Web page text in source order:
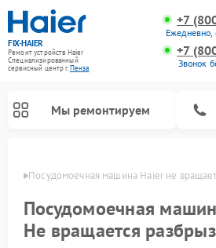
FIX-HAIER
Ремонт устройств Haier
Специализированный
cервисный центр г.Пенза
+7
+7
Звонок
Мы ремонтируем
Посудомоечная машина Haier не
Посудомоечная
Не вращается